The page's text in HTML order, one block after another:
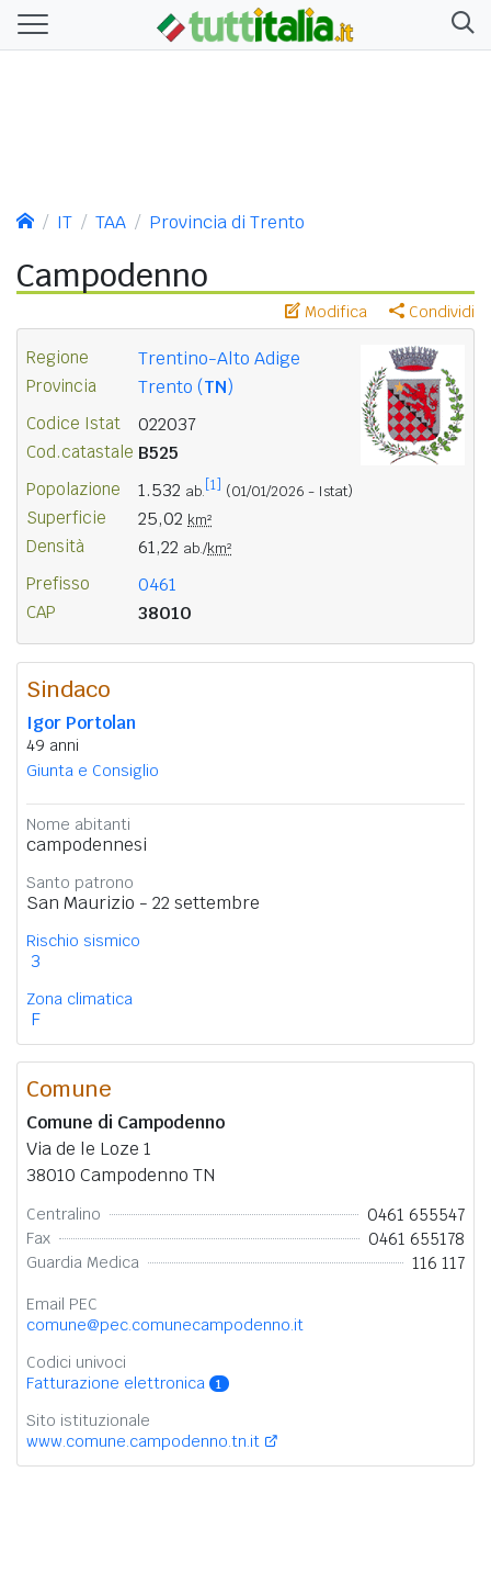
IT TAA Provincia di Trento
Campodenno
Modifica Condividi
Regione Trentino-Alto Adige
Provincia Trento (TN)
Codice Istat 022037
Cod.catastale B525
Popolazione 1.532 ab. [1] (01/01/2026 - Istat)
Superficie 25,02 km²
Densità 61,22 ab./km²
Prefisso 0461
CAP 38010
Sindaco
Igor Portolan
49 anni
Giunta e Consiglio
Nome abitanti
campodennesi
Santo patrono
San Maurizio - 22 settembre
Rischio sismico
3
Zona climatica
F
Comune
Comune di Campodenno
Via de le Loze 1
38010 Campodenno TN
Centralino 0461 655547
Fax 0461 655178
Guardia Medica 116 117
Email PEC
comune@pec.comunecampodenno.it
Codici univoci
Fatturazione elettronica
1
Sito istituzionale
www.comune.campodenno.tn.it